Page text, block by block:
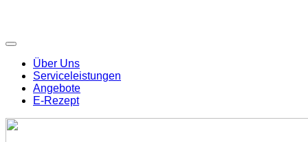
Über Uns
Serviceleistungen
Angebote
E-Rezept